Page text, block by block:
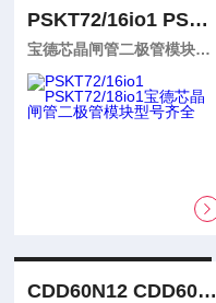
PSKT72/16io1 PSKT72/18io1
宝德芯晶闸管二极管模块型号齐全
CDD60N12 CDD60N14